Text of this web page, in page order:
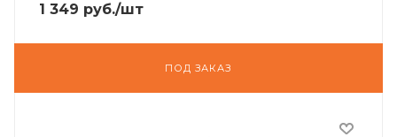
1 349 руб./шт
ПОД ЗАКАЗ